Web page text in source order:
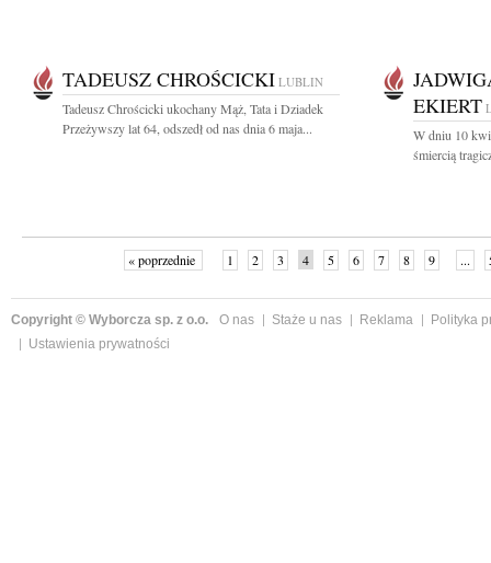
TADEUSZ CHROŚCICKI LUBLIN
Tadeusz Chrościcki ukochany Mąż, Tata i Dziadek
Przeżywszy lat 64, odszedł od nas dnia 6 maja...
EKIERT
W dniu 10
śmiercią
« poprzednie 1 2 3 4 5 6 7 8 9 ...
Copyright © Wyborcza sp. z o.o. O nas Staże u nas Reklama
Polityka
Ustawienia prywatności